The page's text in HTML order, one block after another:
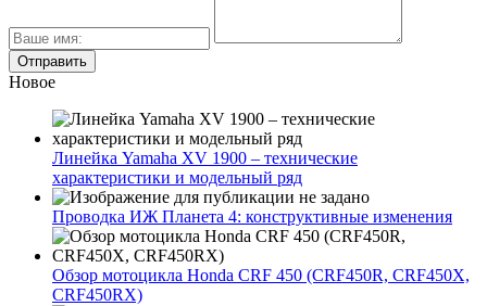
Новое
Линейка Yamaha XV 1900 – технические
характеристики и модельный ряд
Проводка ИЖ Планета 4: конструктивные изменения
Обзор мотоцикла Honda CRF 450 (CRF450R, CRF450X,
CRF450RX)